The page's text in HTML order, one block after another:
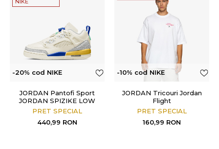
-20% cod NIKE
JORDAN Pantofi Sport
JORDAN SPIZIKE LOW
BG
PRET SPECIAL
440,99 RON
-10% cod NIKE
JORDAN Tricouri Jordan
Flight
PRET SPECIAL
160,99 RON